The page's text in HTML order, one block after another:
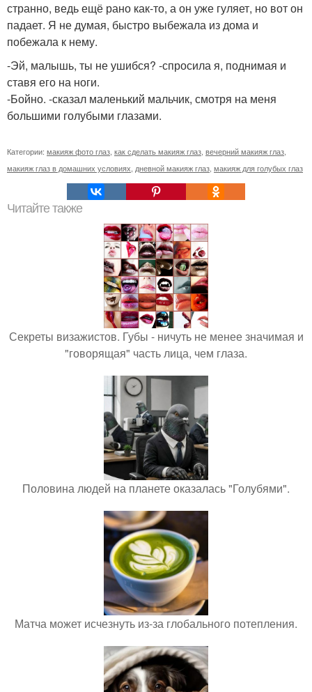
странно, ведь ещё рано как-то, а он уже гуляет, но вот он
падает. Я не думая, быстро выбежала из дома и
побежала к нему.
-Эй, малышь, ты не ушибся? -спросила я, поднимая и
ставя его на ноги.
-Бойно. -сказал маленький мальчик, смотря на меня
большими голубыми глазами.
Категории: макияж фото глаз как сделать макияж глаз вечерний макияж глаз
макияж глаз в домашних условиях дневной макияж глаз макияж для голубых глаз
Читайте также
Секреты визажистов. Губы - ничуть не менее значимая и
"говорящая" часть лица, чем глаза.
Половина людей на планете оказалась "Голубями".
Матча может исчезнуть из-за глобального потепления.